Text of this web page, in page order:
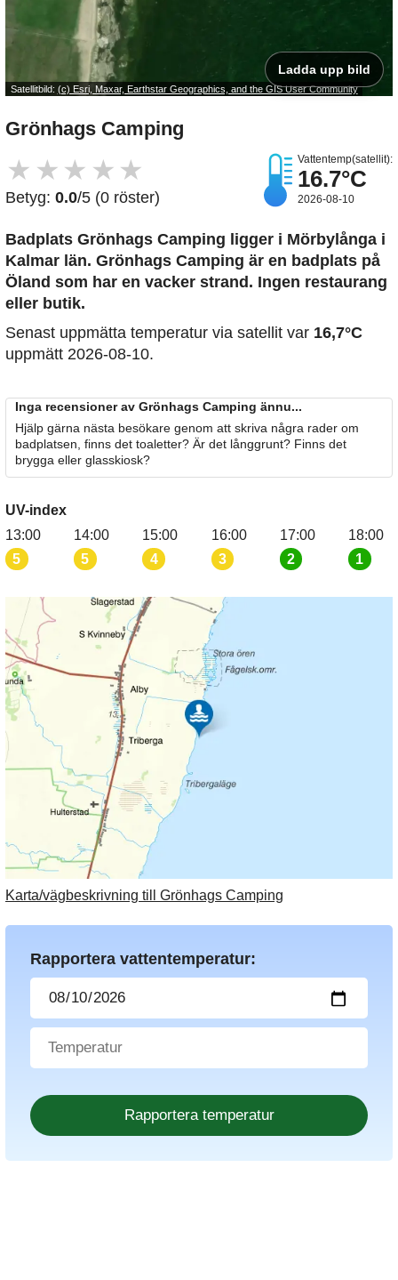
Satellitbild: (c) Esri, Maxar, Earthstar Geographics, and the GIS User Community
Ladda upp bild
Grönhags Camping
★ ★ ★ ★ ★
Betyg: 0.0/5 (0 röster)
Vattentemp(satellit):
16.7°C
2026-08-10
Badplats Grönhags Camping ligger i Mörbylånga i
Kalmar län. Grönhags Camping är en badplats på
Öland som har en vacker strand. Ingen restaurang
eller butik.
Senast uppmätta temperatur via satellit var 16,7°C
uppmätt 2026-08-10.
Inga recensioner av Grönhags Camping ännu...
Hjälp gärna nästa besökare genom att skriva några rader om
badplatsen, finns det toaletter? Är det långgrunt? Finns det
brygga eller glasskiosk?
UV-index
13:00
5
14:00
5
15:00
4
16:00
3
17:00
2
18:00
1
Karta/vägbeskrivning till Grönhags Camping
Rapportera vattentemperatur: